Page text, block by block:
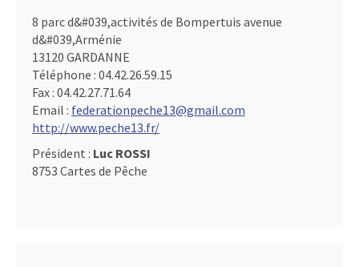
8 parc d&#039,activités de Bompertuis avenue
d&#039,Arménie
13120 GARDANNE
Téléphone : 04.42.26.59.15
Fax : 04.42.27.71.64
Email : federationpeche13@gmail.com
http://www.peche13.fr/
Président : Luc ROSSI
8753 Cartes de Pêche